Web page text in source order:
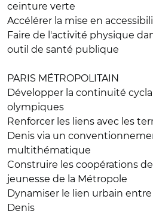
ceinture verte
Accélérer la mise en
Faire de l'activité physique
outil de santé publique
PARIS MÉTROPOLITAIN
Développer la continuité
olympiques
Renforcer les liens avec les
Denis via un
multithématique
Construire les coopérations
jeunesse de la Métropole
Dynamiser le lien urbain
Denis